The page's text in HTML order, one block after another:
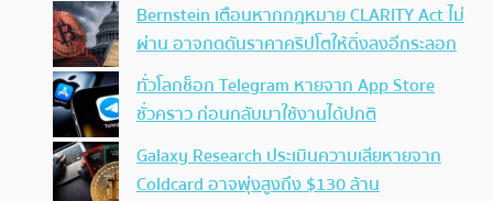
Bernstein เตือนหากกฎหมาย CLARITY Act ไม่
ผ่าน อาจกดดันราคาคริปโตให้ดิ่งลงอีกระลอก
ทั่วโลกช็อก Telegram หายจาก App Store
ชั่วคราว ก่อนกลับมาใช้งานได้ปกติ
Galaxy Research ประเมินความเสียหายจาก
Coldcard อาจพุ่งสูงถึง $130 ล้าน